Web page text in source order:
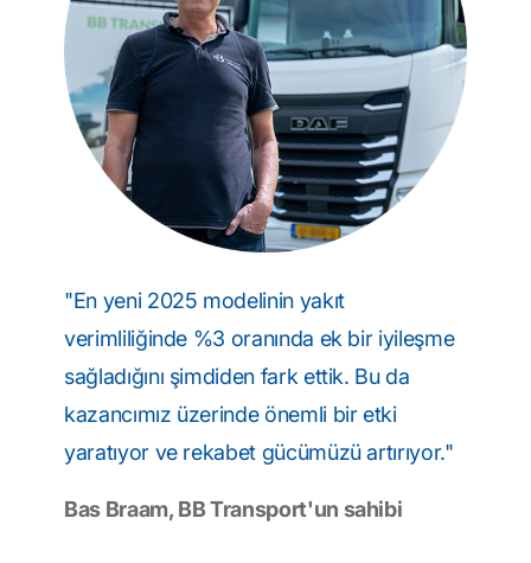
"En yeni 2025 modelinin yakıt
verimliliğinde %3 oranında ek bir iyileşme
sağladığını şimdiden fark ettik. Bu da
kazancımız üzerinde önemli bir etki
yaratıyor ve rekabet gücümüzü artırıyor."
Bas Braam, BB Transport'un sahibi